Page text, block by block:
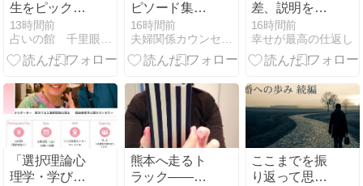
生をピックア
ップ【天元 天
音(てんげんあ
まね)先生】
13時間前
ピソード集』
掲載のお知ら
せ
16時間前
差、説明を求
められるっ
て…結局“論破
力”が必要？
16時間前
幸せが最高の仕返し
「選択理論心
理学・学びの
熊本へ走るト
ラック――サ
ここまでを振
り返って思う